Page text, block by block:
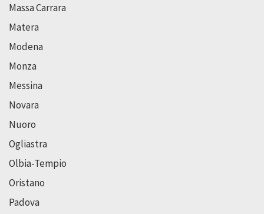
Massa Carrara
Matera
Modena
Monza
Messina
Novara
Nuoro
Ogliastra
Olbia-Tempio
Oristano
Padova